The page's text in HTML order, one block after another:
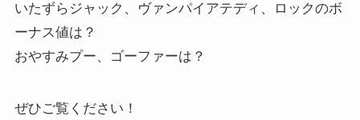
いたずらジャック、ヴァンパイアテディ、ロックのボ
ーナス値は？
おやすみプー、ゴーファーは？
ぜひご覧ください！